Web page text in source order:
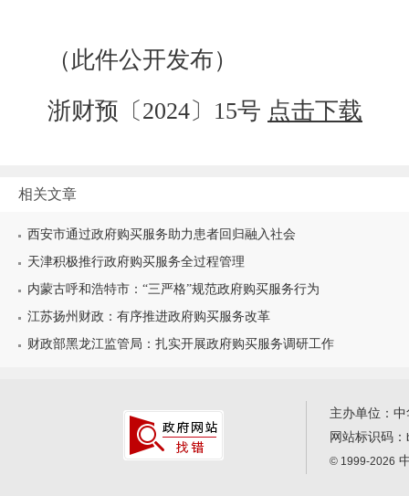
（此件公开发布）
浙财预〔2024〕15号 点击下载
相关文章
西安市通过政府购买服务助力患者回归融入社会
天津积极推行政府购买服务全过程管理
内蒙古呼和浩特市：“三严格”规范政府购买服务行为
江苏扬州财政：有序推进政府购买服务改革
财政部黑龙江监管局：扎实开展政府购买服务调研工作
主办单位：
网站标识码：
© 1999-2026